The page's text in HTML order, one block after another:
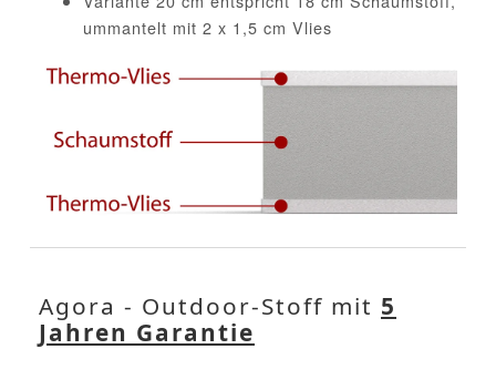
ummantelt mit 2 x 1,5 cm Vlies
Agora - Outdoor-Stoff mit 5
Jahren Garantie